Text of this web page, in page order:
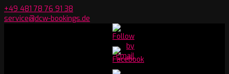
Skip
to
+49 481 78 76 91 38
service@dcw-bookings.de